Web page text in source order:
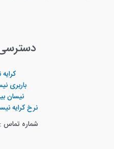
باربری
نیسان
نرخ کرایه
شماره تماس : 57669-021